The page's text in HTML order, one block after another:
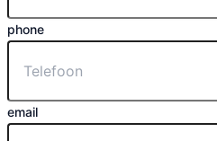
phone
email